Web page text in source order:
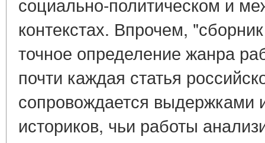
контекстах. Впрочем,
точное определение жанра
почти каждая статья
сопровождается выдержками
историков, чьи работы